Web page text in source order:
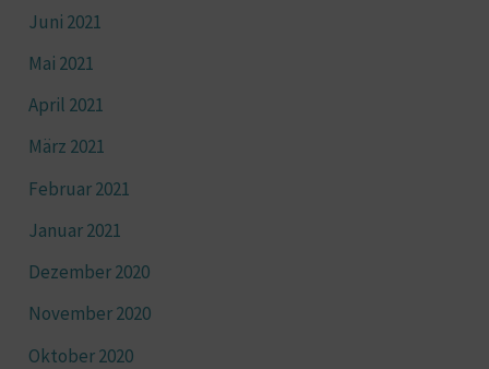
Juni 2021
Mai 2021
April 2021
März 2021
Februar 2021
Januar 2021
Dezember 2020
November 2020
Oktober 2020